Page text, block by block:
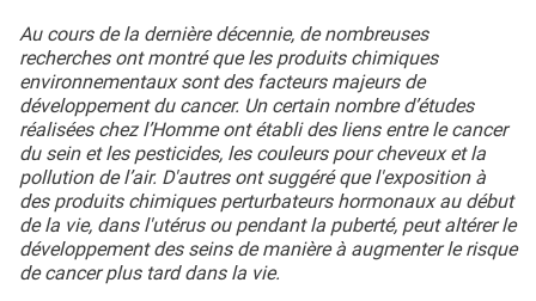
Au cours de la dernière décennie, de nombreuses
recherches ont montré que les produits chimiques
environnementaux sont des facteurs majeurs de
développement du cancer. Un certain nombre d’études
réalisées chez l’Homme ont établi des liens entre le cancer
du sein et les pesticides, les couleurs pour cheveux et la
pollution de l’air. D'autres ont suggéré que l'exposition à
des produits chimiques perturbateurs hormonaux au début
de la vie, dans l'utérus ou pendant la puberté, peut altérer le
développement des seins de manière à augmenter le risque
de cancer plus tard dans la vie.